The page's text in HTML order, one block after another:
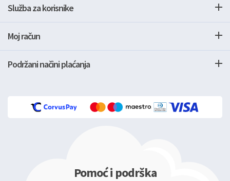
Služba za korisnike
Moj račun
Podržani načini plaćanja
Pomoć i podrška